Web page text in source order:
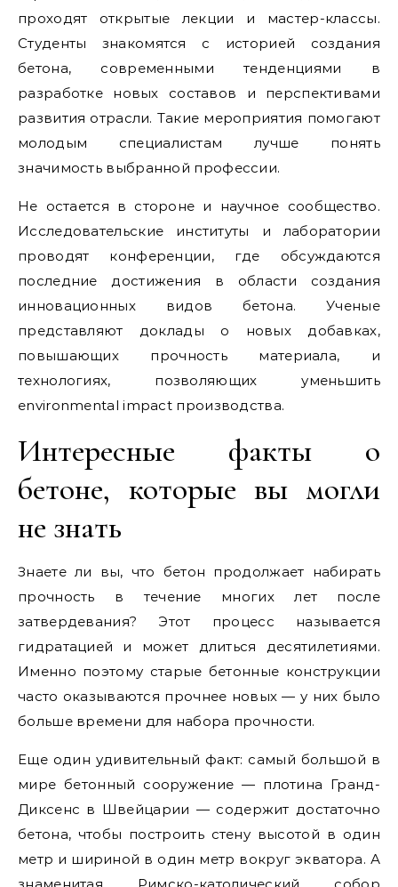
проходят открытые лекции и мастер-классы.
Студенты знакомятся с историей создания
бетона, современными тенденциями в
разработке новых составов и перспективами
развития отрасли. Такие мероприятия помогают
молодым специалистам лучше понять
значимость выбранной профессии.
Не остается в стороне и научное сообщество.
Исследовательские институты и лаборатории
проводят конференции, где обсуждаются
последние достижения в области создания
инновационных видов бетона. Ученые
представляют доклады о новых добавках,
повышающих прочность материала, и
технологиях, позволяющих уменьшить
environmental impact производства.
Интересные факты о
бетоне, которые вы могли
не знать
Знаете ли вы, что бетон продолжает набирать
прочность в течение многих лет после
затвердевания? Этот процесс называется
гидратацией и может длиться десятилетиями.
Именно поэтому старые бетонные конструкции
часто оказываются прочнее новых — у них было
больше времени для набора прочности.
Еще один удивительный факт: самый большой в
мире бетонный сооружение — плотина Гранд-
Диксенс в Швейцарии — содержит достаточно
бетона, чтобы построить стену высотой в один
метр и шириной в один метр вокруг экватора. А